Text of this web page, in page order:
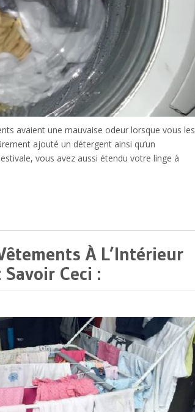
avaient une mauvaise odeur lorsque vous les
ajouté un détergent ainsi qu’un
vous avez aussi étendu votre linge à
À L’Intérieur
Ceci :